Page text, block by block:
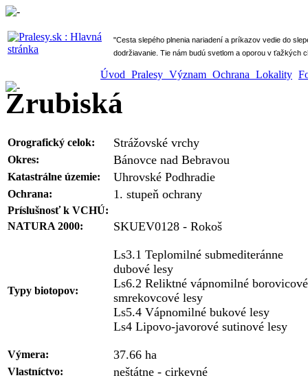
" Cesta slepého plnenia nariadení a príkazov vedie do
dodržiavanie. Tie nám budú svetlom a oporou v ťažkých
Úvod Pralesy Význam Ochrana Lokality
Zrubiská
Orografický celok: Strážovské vrchy
Okres: Bánovce nad Bebravou
Katastrálne územie: Uhrovské Podhradie
Ochrana: 1. stupeň ochrany
Príslušnosť k VCHÚ:
NATURA 2000:
SKUEV0128 - Rokoš
Typy biotopov:
Ls3.1 Teplomilné submediteránne
dubové lesy
Ls6.2 Reliktné vápnomilné
smrekovcové lesy
Ls5.4 Vápnomilné bukové lesy
Ls4 Lipovo-javorové sutinové lesy
Výmera: 37.66 ha
Vlastníctvo: neštátne - cirkevné